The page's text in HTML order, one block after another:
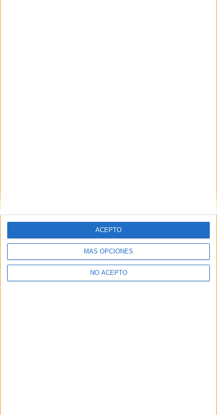
MÁS OPCIONES
NO ACEPTO
ACEPTO
Y como regalo de agradecimiento, por registrarte te daremos
gratis una copia de nuestro ebook con 100 consejos para tu
primer año de universidad